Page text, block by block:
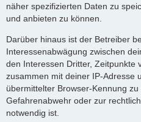
näher spezifizierten Daten zu
und anbieten zu können.
Darüber hinaus ist der Betreiber
Interessenabwägung zwischen
den Interessen Dritter, Zeitpunkte
zusammen mit deiner IP-Adresse
übermittelter Browser-Kennung
Gefahrenabwehr oder zur
notwendig ist.